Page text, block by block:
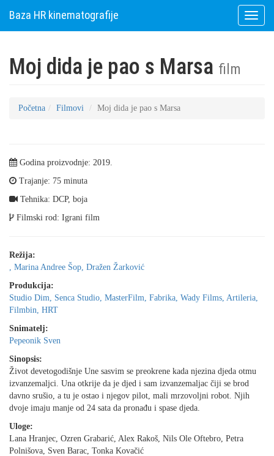
Toggle
Baza HR kinematografije
Moj dida je pao s Marsa film
Početna Filmovi Moj dida je pao s Marsa
Godina proizvodnje: 2019.
Trajanje: 75 minuta
Tehnika: DCP, boja
Filmski rod: Igrani film
Režija:
, Marina Andree Šop, Dražen Žarković
Produkcija:
Studio Dim, Senca Studio, MasterFilm, Fabrika, Wady Films, Artileria,
Filmbin, HRT
Snimatelj:
Pepeonik Sven
Sinopsis:
Život devetogodišnje Une sasvim se preokrene kada njezina djeda otmu
izvanzemaljci. Una otkrije da je djed i sam izvanzemaljac čiji se brod
davno srušio, a tu je ostao i njegov pilot, mali mrzovoljni robot. Njih
dvoje imaju manje od 24 sata da pronađu i spase djeda.
Uloge:
Lana Hranjec, Ozren Grabarić, Alex Rakoš, Nils Ole Oftebro, Petra
Polnišova, Sven Barac, Tonka Kovačić